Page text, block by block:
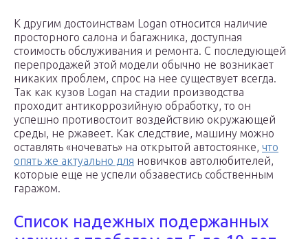
К другим достоинствам Logan относится наличие
просторного салона и багажника, доступная
стоимость обслуживания и ремонта. С последующей
перепродажей этой модели обычно не возникает
никаких проблем, спрос на нее существует всегда.
Так как кузов Logan на стадии производства
проходит антикоррозийную обработку, то он
успешно противостоит воздействию окружающей
среды, не ржавеет. Как следствие, машину можно
оставлять «ночевать» на открытой автостоянке, что
опять же актуально для новичков автолюбителей,
которые еще не успели обзавестись собственным
гаражом.
Список надежных подержанных